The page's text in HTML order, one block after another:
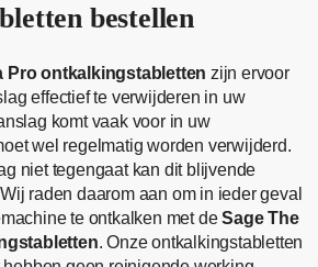
bestellen
Pro ontkalkingstabletten zijn ervoor
effectief te verwijderen in uw
komt vaak voor in uw
wel regelmatig worden verwijderd.
niet tegengaat kan dit blijvende
raden daarom aan om in ieder geval
te ontkalken met deSage The
. Onze ontkalkingstabletten